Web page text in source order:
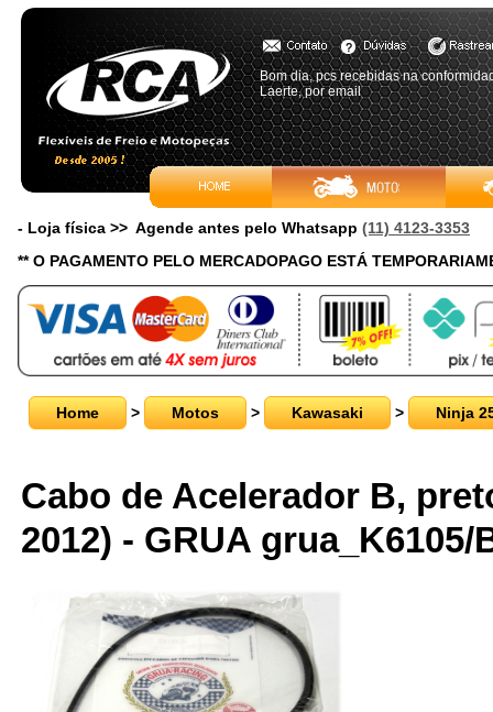
Bom dia, pcs recebidas na
Laerte, por email
- Loja física >> Agende antes pelo Whatsapp (11) 4123-3353
** O PAGAMENTO PELO MERCADOPAGO ESTÁ
Home > Motos > Kawasaki > Ninja
Cabo de Acelerador B,
2012) - GRUA grua_K6105/